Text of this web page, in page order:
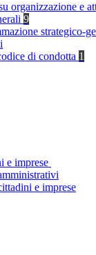
organizzazione e
9
strategico-
di condotta 1
e imprese
e imprese